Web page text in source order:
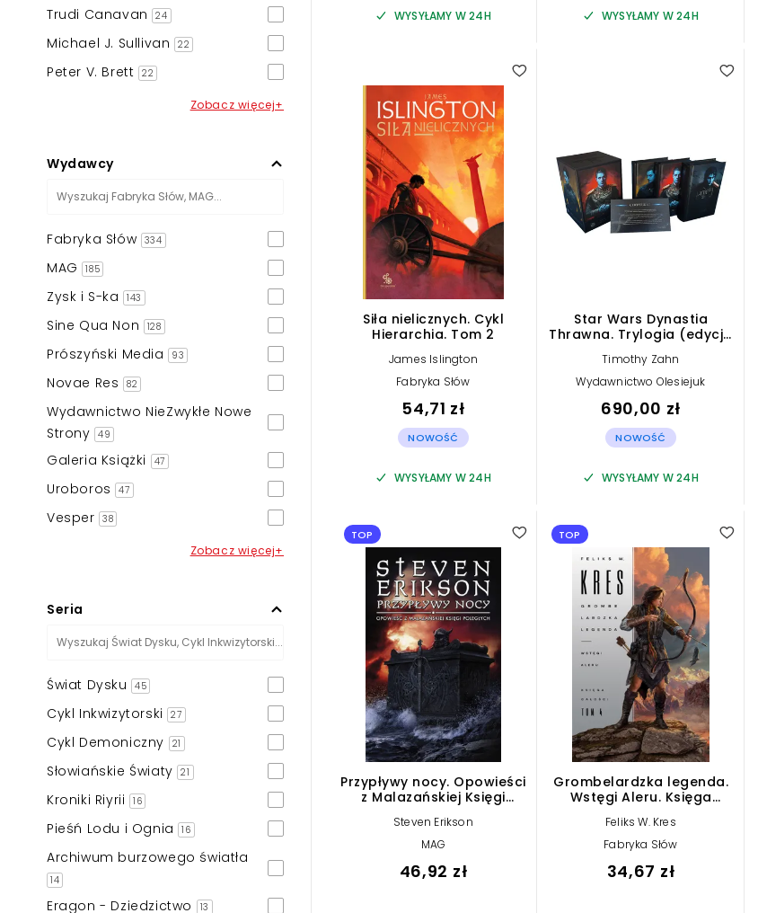
Trudi Canavan 24
Michael J. Sullivan 22
Peter V. Brett 22
Zobacz więcej+
Wydawcy
Fabryka Słów 334
MAG 185
Zysk i S-ka 143
Sine Qua Non 128
Prószyński Media 93
Novae Res 82
Wydawnictwo NieZwykłe Nowe
Strony 49
Galeria Książki 47
Uroboros 47
Vesper 38
Zobacz więcej+
Seria
Świat Dysku 45
Cykl Inkwizytorski 27
Cykl Demoniczny 21
Słowiańskie Światy 21
Kroniki Riyrii 16
Pieśń Lodu i Ognia 16
Archiwum burzowego światła
14
Eragon - Dziedzictwo 13
WYSYŁAMY W 24H WYSYŁAMY W 24H
Siła nielicznych. Cykl
Hierarchia. Tom 2
James Islington
Fabryka Słów
54,71 zł
NOWOŚĆ
WYSYŁAMY W 24H
Star Wars Dynastia
Thrawna. Trylogia (edycja
Timothy Zahn
Wydawnictwo Olesiejuk
690,00 zł
NOWOŚĆ
WYSYŁAMY W 24H
TOP
Przypływy nocy. Opowieści
z Malazańskiej Księgi
Steven Erikson
MAG
46,92 zł
TOP
Grombelardzka legenda.
Wstęgi Aleru. Księga
Feliks W. Kres
Fabryka Słów
34,67 zł